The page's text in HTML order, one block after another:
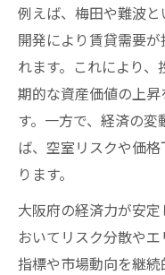
例えば、梅田や難波
開発により賃貸需要
れます。これにより
期的な資産価値の上
す。一方で、経済の
ば、空室リスクや価
ります。
大阪府の経済力が安
おいてリスク分散や
指標や市場動向を継